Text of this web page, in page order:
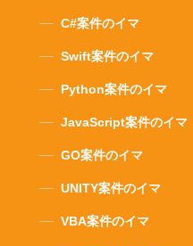
C#案件のイマ
Swift案件のイマ
Python案件のイマ
JavaScript案件のイマ
GO案件のイマ
UNITY案件のイマ
VBA案件のイマ